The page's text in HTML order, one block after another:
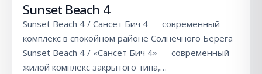
Sunset Beach 4
Sunset Beach 4 / Сансет Бич 4 — современный
комплекс в спокойном районе Солнечного Берега
Sunset Beach 4 / «Сансет Бич 4» — современный
жилой комплекс закрытого типа,…